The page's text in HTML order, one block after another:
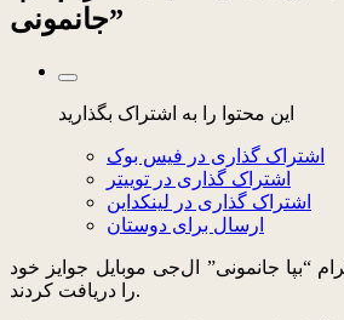
جانمونی”
این محتوا را به اشتراک بگذارید
اشتراک گذاری در فیس بوک
اشتراک گذاری در توییتر
اشتراک گذاری در لینکداین
ارسال برای دوستان
“بپا جانمونی” ال‌جی موبایل جوایز خود
را دریافت کردند.